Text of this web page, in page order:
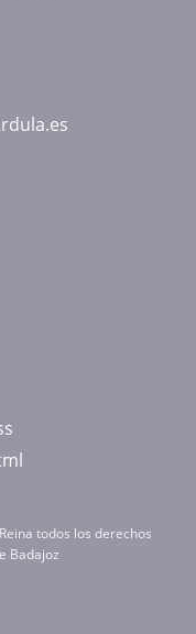
todos los derechos
Badajoz